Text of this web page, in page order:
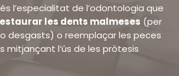
l’especialitat de l’odontologia que
les dents malmeses (per
desgasts) o reemplaçar les peces
mitjançant l’ús de les pròtesis